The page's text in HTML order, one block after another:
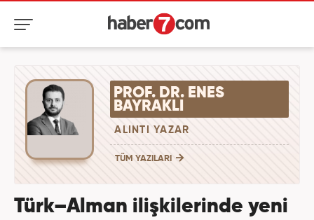
PROF. DR. ENES
BAYRAKLI
ALINTI YAZAR
TÜM YAZILARI
Türk–Alman ilişkilerinde yeni